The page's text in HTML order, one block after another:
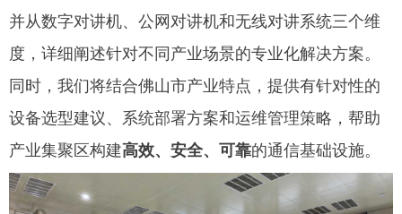
并从数字对讲机、公网对讲机和无线对讲系统三个维
度，详细阐述针对不同产业场景的专业化解决方案。
同时，我们将结合佛山市产业特点，提供有针对性的
设备选型建议、系统部署方案和运维管理策略，帮助
产业集聚区构建高效、安全、可靠的通信基础设施。